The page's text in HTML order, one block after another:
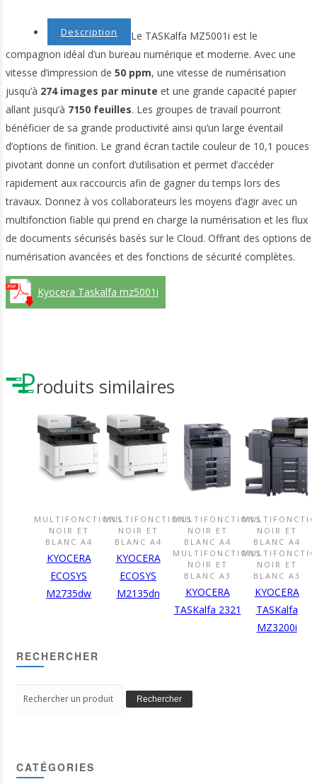
Description
Le TASKalfa MZ5001i est le
compagnon idéal d’un bureau numérique et moderne. Avec une
vitesse d’impression de 50 ppm, une vitesse de numérisation
jusqu’à 274 images par minute et une grande capacité papier
allant jusqu’à 7150 feuilles. Les groupes de travail pourront
bénéficier de sa grande productivité ainsi qu’un large éventail
d’options de finition. Le grand écran tactile couleur de 10,1 pouces
pivotant donne un confort d’utilisation et permet d’accéder
rapidement aux raccourcis afin de gagner du temps lors des
travaux. Donnez à vos collaborateurs les moyens d’agir avec un
multifonction fiable qui prend en charge la numérisation et les flux
de documents sécurisés basés sur le Cloud. Offrant des options de
numérisation avancées et des fonctions de sécurité complètes.
Kyocera Taskalfa mz5001i
Produits similaires
DÉCOUVRIR
CE
MULTIFONCTIONS
NOIR ET
BLANC A4
KYOCERA
ECOSYS
M2735dw
DÉCOUVRIR
CE
PRODUIT
MULTIFONCTIONS
NOIR ET
BLANC A4
KYOCERA
ECOSYS
M2135dn
DÉCOUVRIR
CE
PRODUIT
MULTIFONCTIONS
NOIR ET
BLANC A4
MULTIFONCTIONS
NOIR ET
BLANC A3
KYOCERA
TASKalfa 2321
CE
PRODUIT
NOIR ET
BLANC A4
NOIR ET
BLANC A3
KYOCERA
TASKalfa
MZ3200i
RECHERCHER
for:
Rechercher
CATÉGORIES